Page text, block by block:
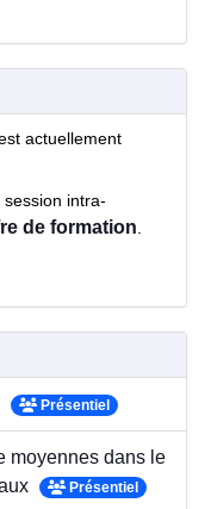
actuellement
intra-
de formation
Présentiel
moyennes dans le
Présentiel